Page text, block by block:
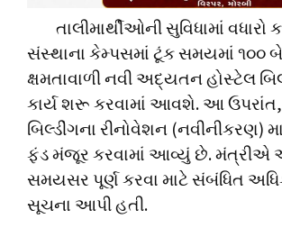
તાલીમાર્થીઓની સુવિધામાં વધારો
સંસ્થાના કેમ્પસમાં ટૂંક સમયમાં ૧૦૦
ક્ષમતાવાળી નવી અદ્યતન હોસ્ટેલ
કાર્ય શરૂ કરવામાં આવશે. આ ઉપરાંત,
બિલ્ડીંગના રીનોવેશન (નવીનીકરણ)
ફંડ મંજૂર કરવામાં આવ્યું છે. મંત્રીએ
સમયસર પૂર્ણ કરવા માટે સંબંધિત
સૂચના આપી હતી.